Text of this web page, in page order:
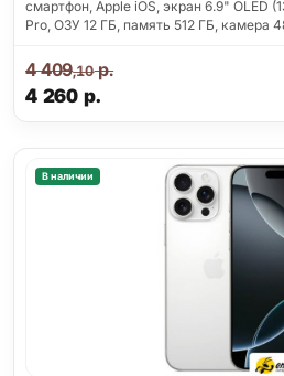
смартфон, Apple iOS, экран 6.9" OLED
Pro, ОЗУ 12 ГБ, память 512 ГБ, камера
4 260 р.
4 409,10р.
В наличии